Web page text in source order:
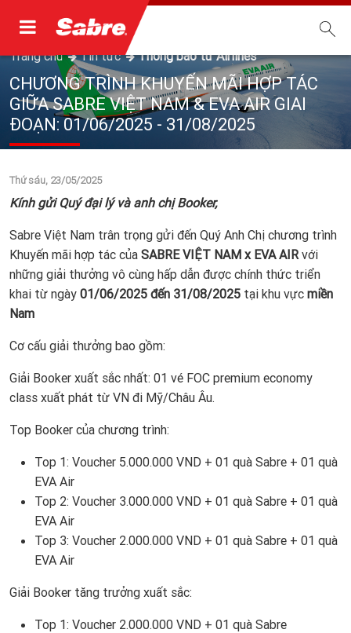
Trang chủ Tin tức Thông báo từ Airlines
CHƯƠNG TRÌNH KHUYẾN MÃI HỢP TÁC
GIỮA SABRE VIỆT NAM & EVA AIR GIAI
ĐOẠN: 01/06/2025 - 31/08/2025
Thứ sáu, 23/05/2025
Kính gửi Quý đại lý và anh chị Booker,
Sabre Việt Nam trân trọng gửi đến Quý Anh Chị chương trình
Khuyến mãi hợp tác của SABRE VIỆT NAM x EVA AIRvới
những giải thưởng vô cùng hấp dẫn được chính thức triển
khai từ ngày 01/06/2025 đến 31/08/2025 tại khu vực miền
Nam
Cơ cấu giải thưởng bao gồm:
Giải Booker xuất sắc nhất: 01 vé FOC premium economy
class xuất phát từ VN đi Mỹ/Châu Âu.
Top Booker của chương trình:
Top 1: Voucher 5.000.000 VND + 01 quà Sabre + 01 quà
EVA Air
Top 2: Voucher 3.000.000 VND + 01 quà Sabre + 01 quà
EVA Air
Top 3: Voucher 2.000.000 VND + 01 quà Sabre + 01 quà
EVA Air
Giải Booker tăng trưởng xuất sắc:
Top 1: Voucher 2.000.000 VND + 01 quà Sabre